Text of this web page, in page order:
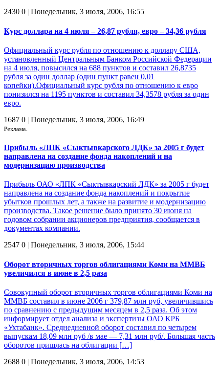
2430 0 | Понедельник, 3 июля, 2006, 16:55
Курс доллара на 4 июля – 26,87 рубля, евро – 34,36 рубля
Официальный курс рубля по отношению к доллару США,
установленный Центральным Банком Российской Федерации
на 4 июля, повысился на 688 пунктов и составил 26,8735
рубля за один доллар (один пункт равен 0,01
копейки).Официальный курс рубля по отношению к евро
понизился на 1195 пунктов и составил 34,3578 рубля за один
евро.
1687 0 | Понедельник, 3 июля, 2006, 16:49
Реклама.
Прибыль «ЛПК «Сыктывкарского ЛДК» за 2005 г будет
направлена на создание фонда накоплений и на
модернизацию производства
Прибыль ОАО «ЛПК «Сыктывкарский ЛДК» за 2005 г будет
направлена на создание фонда накоплений и покрытие
убытков прошлых лет, а также на развитие и модернизацию
производства. Такое решение было принято 30 июня на
годовом собрании акционеров предприятия, сообщается в
документах компании.
2547 0 | Понедельник, 3 июля, 2006, 15:44
Оборот вторичных торгов облигациями Коми на ММВБ
увеличился в июне в 2,5 раза
Совокупный оборот вторичных торгов облигациями Коми на
ММВБ составил в июне 2006 г 379,87 млн руб, увеличившись
по сравнению с предыдущим месяцем в 2,5 раза. Об этом
информирует отдел анализа и экспертизы ОАО КРБ
«Ухтабанк». Среднедневной оборот составил по четырем
выпускам 18,09 млн руб /в мае — 7,31 млн руб/. Большая часть
оборотов пришлась на облигации […]
2688 0 | Понедельник, 3 июля, 2006, 14:53